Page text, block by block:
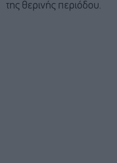
της θερινής περιόδου.